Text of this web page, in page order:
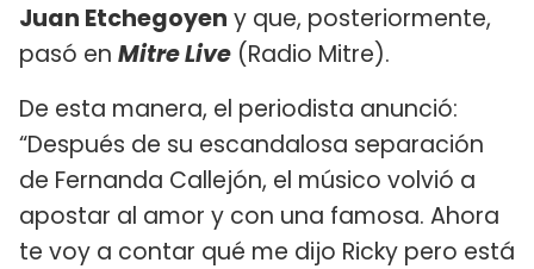
Juan Etchegoyen y que, posteriormente,
pasó en Mitre Live (Radio Mitre).
De esta manera, el periodista anunció:
“Después de su escandalosa separación
de Fernanda Callejón, el músico volvió a
apostar al amor y con una famosa. Ahora
te voy a contar qué me dijo Ricky pero está